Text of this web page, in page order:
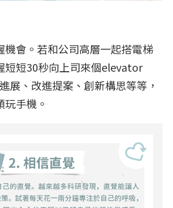
機會。若和公司高層一起搭電梯
短短30秒向上司來個elevator
展、改進提案、創新構思等等，
手機。